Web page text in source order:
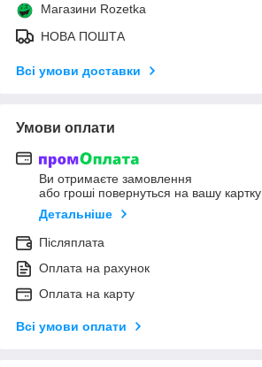
Магазини Rozetka
НОВА ПОШТА
Всі умови доставки
Умови оплати
Ви отримаєте замовлення
або гроші повернуться на вашу картку
Детальніше
Післяплата
Оплата на рахунок
Оплата на карту
Всі умови оплати